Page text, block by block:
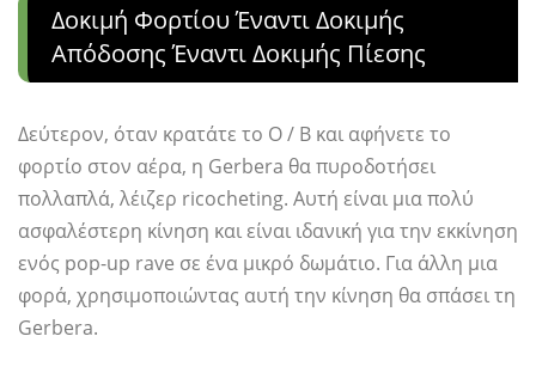
Δοκιμή Φορτίου Έναντι Δοκιμής
Απόδοσης Έναντι Δοκιμής Πίεσης
Δεύτερον, όταν κρατάτε το O / B και αφήνετε το
φορτίο στον αέρα, η Gerbera θα πυροδοτήσει
πολλαπλά, λέιζερ ricocheting. Αυτή είναι μια πολύ
ασφαλέστερη κίνηση και είναι ιδανική για την εκκίνηση
ενός pop-up rave σε ένα μικρό δωμάτιο. Για άλλη μια
φορά, χρησιμοποιώντας αυτή την κίνηση θα σπάσει τη
Gerbera.